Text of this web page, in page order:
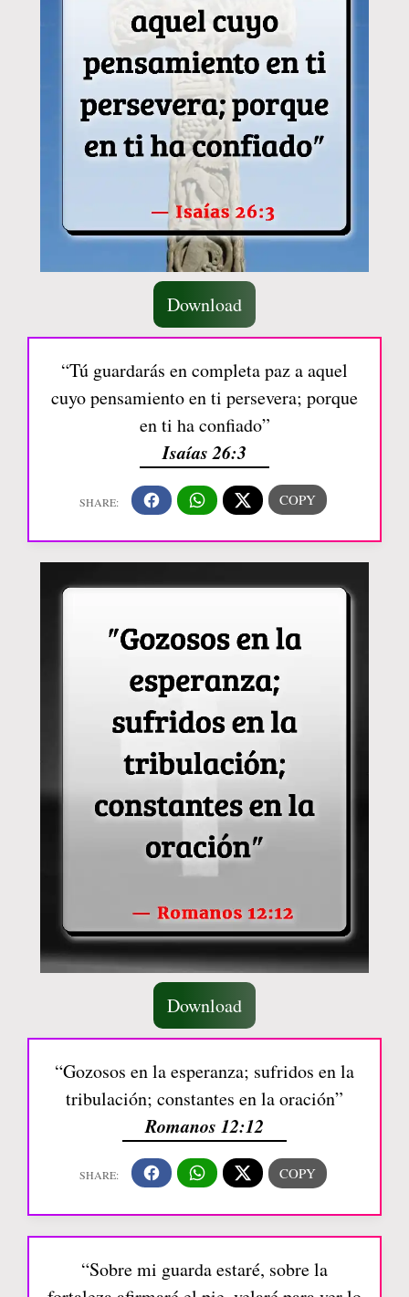
Download
“Tú guardarás en completa paz a aquel
cuyo pensamiento en ti persevera; porque
en ti ha confiado”
Isaías 26:3
Download
“Gozosos en la esperanza; sufridos en la
tribulación; constantes en la oración”
Romanos 12:12
“Sobre mi guarda estaré, sobre la